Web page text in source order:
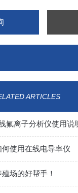
ARTICLES
氟离子分析仪使用说
使用在线电导率仪
场的好帮手！